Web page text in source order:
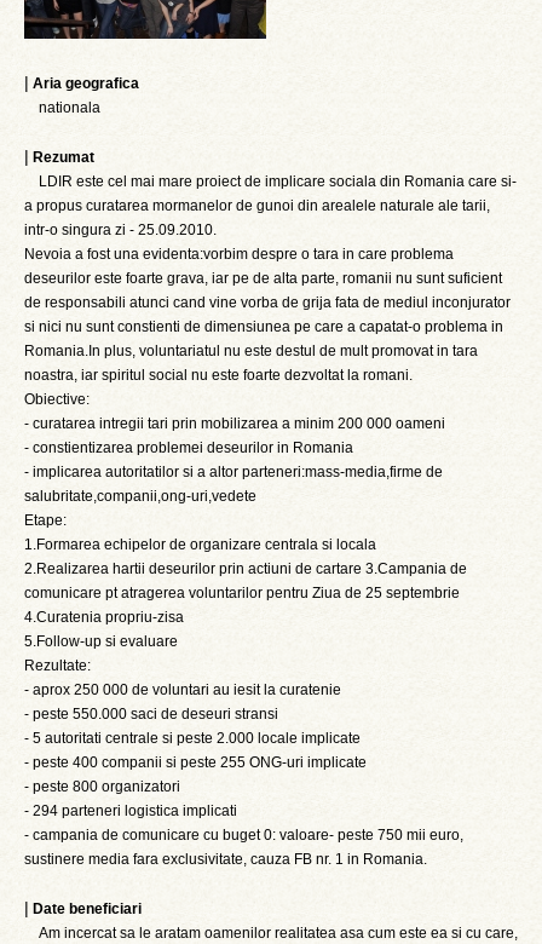
| Aria geografica
nationala
| Rezumat
LDIR este cel mai mare proiect de implicare sociala din Romania care si-
a propus curatarea mormanelor de gunoi din arealele naturale ale tarii,
intr-o singura zi - 25.09.2010.
Nevoia a fost una evidenta:vorbim despre o tara in care problema
deseurilor este foarte grava, iar pe de alta parte, romanii nu sunt suficient
de responsabili atunci cand vine vorba de grija fata de mediul inconjurator
si nici nu sunt constienti de dimensiunea pe care a capatat-o problema in
Romania.In plus, voluntariatul nu este destul de mult promovat in tara
noastra, iar spiritul social nu este foarte dezvoltat la romani.
Obiective:
- curatarea intregii tari prin mobilizarea a minim 200 000 oameni
- constientizarea problemei deseurilor in Romania
- implicarea autoritatilor si a altor parteneri:mass-media,firme de
salubritate,companii,ong-uri,vedete
Etape:
1.Formarea echipelor de organizare centrala si locala
2.Realizarea hartii deseurilor prin actiuni de cartare 3.Campania de
comunicare pt atragerea voluntarilor pentru Ziua de 25 septembrie
4.Curatenia propriu-zisa
5.Follow-up si evaluare
Rezultate:
- aprox 250 000 de voluntari au iesit la curatenie
- peste 550.000 saci de deseuri stransi
- 5 autoritati centrale si peste 2.000 locale implicate
- peste 400 companii si peste 255 ONG-uri implicate
- peste 800 organizatori
- 294 parteneri logistica implicati
- campania de comunicare cu buget 0: valoare- peste 750 mii euro,
sustinere media fara exclusivitate, cauza FB nr. 1 in Romania.
| Date beneficiari
Am incercat sa le aratam oamenilor realitatea asa cum este ea si cu care,